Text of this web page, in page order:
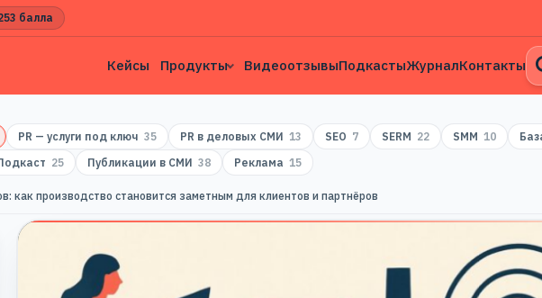
балла
Кейсы Продукты ВидеоотзывыПодкастыЖурналКонтакты
PR — услуги под ключ 35 PR в деловых СМИ 13 SEO 7 SERM 22 SMM 10
25 Публикации в СМИ 38 Реклама 15
как производство становится заметным для клиентов и партнёров